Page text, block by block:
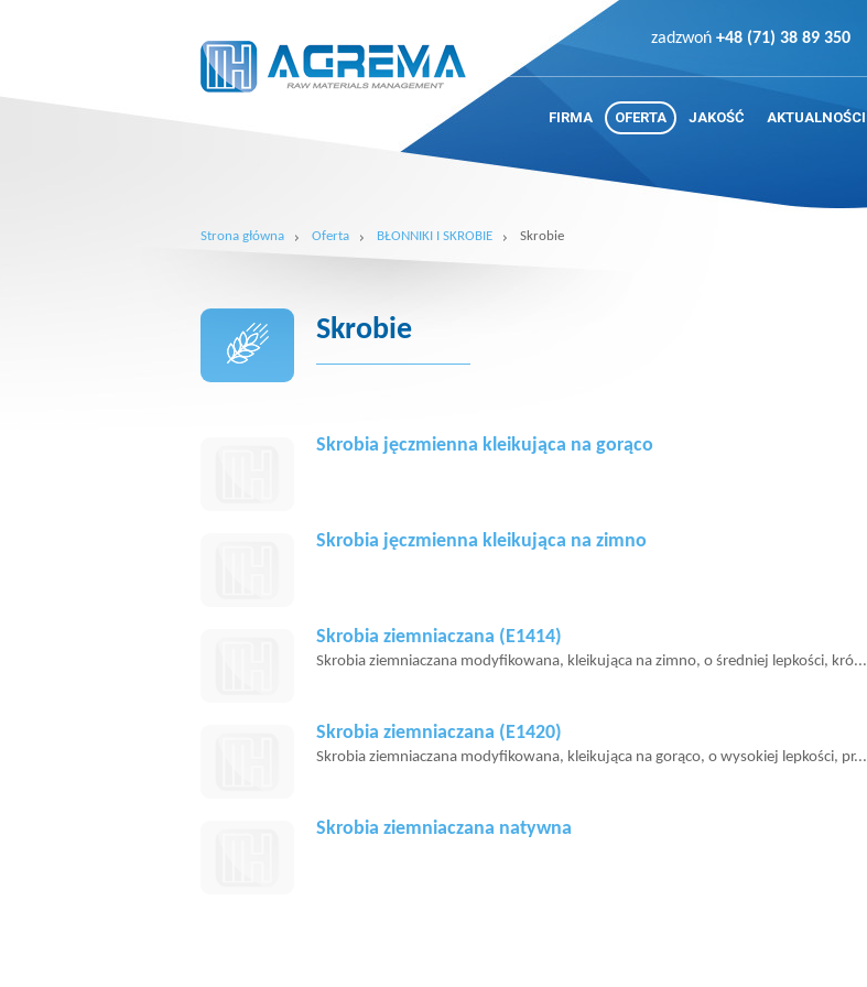
zadzwoń +48 (71) 38 89 350
FIRMA OFERTA JAKOŚĆ AKTUALNOŚCI
Strona główna Oferta BŁONNIKI I SKROBIE Skrobie
Skrobie
Skrobia jęczmienna kleikująca na gorąco
Skrobia jęczmienna kleikująca na zimno
Skrobia ziemniaczana (E1414)
Skrobia ziemniaczana modyfikowana, kleikująca na zimno, o średniej lepkości, kró...
Skrobia ziemniaczana (E1420)
Skrobia ziemniaczana modyfikowana, kleikująca na gorąco, o wysokiej lepkości, pr...
Skrobia ziemniaczana natywna